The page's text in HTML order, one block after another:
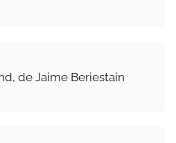
de Jaime Beriestain